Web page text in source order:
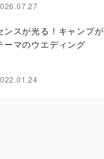
ンスが光る！キャンプが
ーマのウエディング